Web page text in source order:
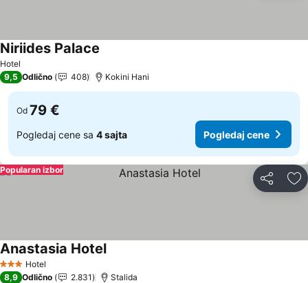
Hotel
Niriides Palace
9,5 Odlično 408 Kokini Hani
Od 79 €
Pogledaj cene sa 4 sajta Pogledaj cene
Deli
Popularan izbor
3 Zvezdice
Hotel
Anastasia Hotel
8,9 Odlično 2.831 Stalida